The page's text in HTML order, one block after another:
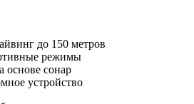
до 150 метров
режимы
основе сонар
устройство